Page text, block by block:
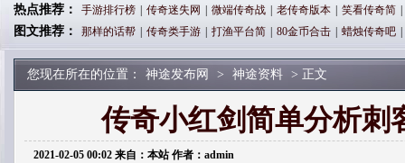
热点推荐： 手游排行榜 传奇迷失网 微端传奇战 老传奇版本 笑看传奇简
图文推荐： 那样的话帮 传奇类手游 打渔平台简 80金币合击 蜡烛传奇吧
您现在所在的位置： 神途发布网 > 神途资料 > 正文
传奇小红剑简单分析刺
2021-02-05 00:02 来自：本站 作者：admin